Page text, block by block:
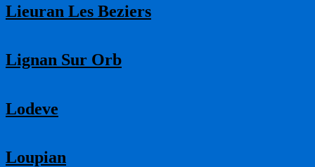
Lieuran Les Beziers
Lignan Sur Orb
Lodeve
Loupian